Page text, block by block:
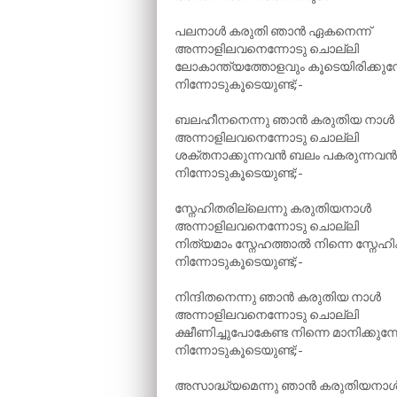
പലനാൾ കരുതി ഞാൻ ഏകനെന്ന്
അന്നാളിലവനെന്നോടു ചൊല്ലി
ലോകാന്ത്യത്തോളവും
നിന്നോടുകൂടെയുണ്ട്;-
ബലഹീനനെന്നു ഞാൻ കരുതിയ നാൾ
അന്നാളിലവനെന്നോടു ചൊല്ലി
ശക്തനാക്കുന്നവൻ ബലം പകരുന്നവൻ
നിന്നോടുകൂടെയുണ്ട്;-
സ്നേഹിതരില്ലെന്നു കരുതിയനാൾ
അന്നാളിലവനെന്നോടു ചൊല്ലി
നിത്യമാം സ്നേഹത്താൽ നിന്നെ
നിന്നോടുകൂടെയുണ്ട്;-
നിന്ദിതനെന്നു ഞാൻ കരുതിയ നാൾ
അന്നാളിലവനെന്നോടു ചൊല്ലി
ക്ഷീണിച്ചുപോകേണ്ട നിന്നെ
നിന്നോടുകൂടെയുണ്ട്;-
അസാദ്ധ്യമെന്നു ഞാൻ